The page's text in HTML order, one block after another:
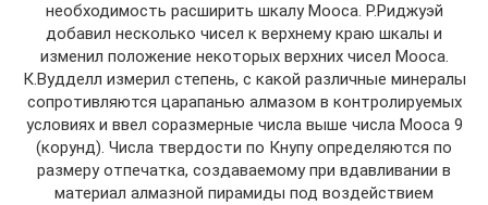
необходимость расширить шкалу Мооса. Р.Риджуэй
добавил несколько чисел к верхнему краю шкалы и
изменил положение некоторых верхних чисел Мооса.
К.Вудделл измерил степень, с какой различные минералы
сопротивляются царапанью алмазом в контролируемых
условиях и ввел соразмерные числа выше числа Мооса 9
(корунд). Числа твердости по Кнупу определяются по
размеру отпечатка, создаваемому при вдавливании в
материал алмазной пирамиды под воздействием